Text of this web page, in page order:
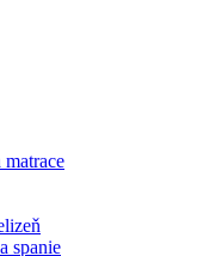
matrace
spanie